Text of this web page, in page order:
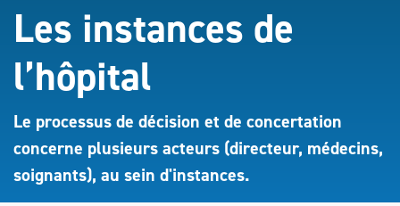
Les instances de
l’hôpital
Le processus de décision et de concertation
concerne plusieurs acteurs (directeur, médecins,
soignants), au sein d'instances.